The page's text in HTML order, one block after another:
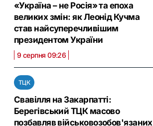
«Україна – не Росія» та епоха
великих змін: як Леонід Кучма
став найсуперечливішим
президентом України
9 серпня 09:26
ТЦК
Свавілля на Закарпатті:
Берегівський ТЦК масово
позбавляв військовозобов'язаних